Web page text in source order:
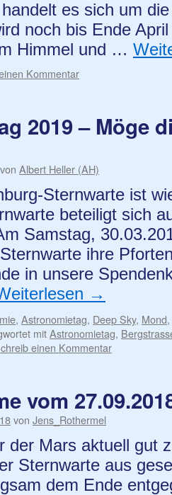
es sich um
noch bis Ende
Himmel und …
Kommentar
2019 – Möge
von Albert Heller (AH)
Sternwarte ist
beteiligt sich
Samstag,
ihre
in unsere
→
, Astronomietag, Deep Sky, Mond,
mitAstronomietag,
einen Kommentar
vom
von Jens_Rothermel
der Mars aktuell gut
Sternwarte aus
dem Ende